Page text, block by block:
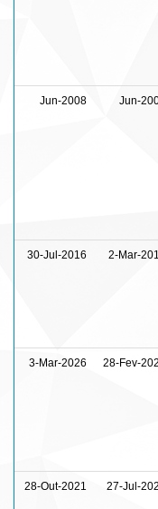
Jun-2008 Jun-
30-Jul-2016 2-Mar-
3-Mar-2026 28-Fev-
28-Out-2021 27-Jul-